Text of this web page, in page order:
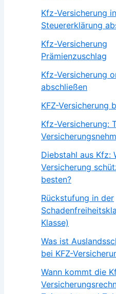
Kfz-Versicherung
Steuererklärung
Kfz-Versicherung
Prämienzuschlag
Kfz-Versicherung
abschließen
KFZ-Versicherung
Kfz-Versicherung:
Diebstahl aus Kfz:
Versicherung
besten?
Rückstufung in der
Klasse)
Was ist
bei KFZ-
Wann kommt die